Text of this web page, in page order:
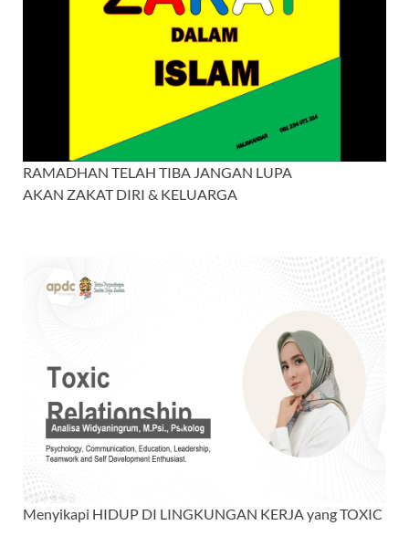
RAMADHAN TELAH TIBA JANGAN LUPA
AKAN ZAKAT DIRI & KELUARGA
Menyikapi HIDUP DI LINGKUNGAN KERJA yang TOXIC